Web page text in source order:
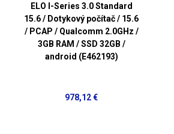
ELO I-Series 3.0 Standard
15.6 / Dotykový počítač / 15.6
/ PCAP / Qualcomm 2.0GHz /
3GB RAM / SSD 32GB /
android (E462193)
978,12 €